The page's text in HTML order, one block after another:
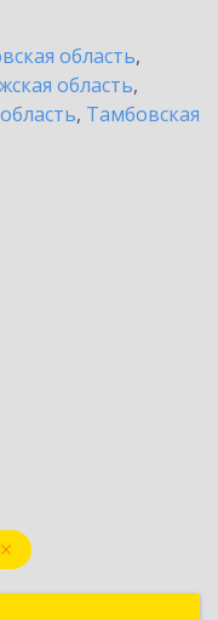
область,
область,
, Тамбовская